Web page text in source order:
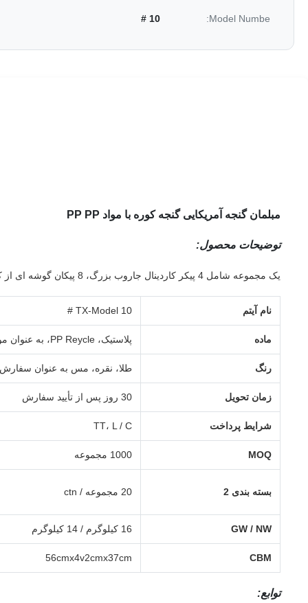
Model Numbe:
10 #
مبلمان گنجه آمریکایی گنجه کوره با مواد PP PP
توضیحات محصول:
یک مجموعه شامل 4 پیکر کاردینال جاروب بزرگ، 8 پیکان گوشه ای از کاسه کوچک، 2 پیک 80 اینچ (203 سانتیمتر) و میله فولادی کوتاه 2 "26" (66 سانتیمتر) است.
نام آیتم TX-Model 10 #
ماده پلاستیک، PP Reycle، به عنوان مورد نیاز شما
رنگ طلا، نقره، مس به عنوان
زمان تحویل 30 روز پس از تأیید سفارش
شرایط پرداخت TT، L / C
MOQ 1000 مجموعه
بسته بندی 2 20 مجموعه / ctn
GW / NW 16 کیلوگرم / 14 کیلوگرم
CBM
56cmx4v2cmx37cm
توابع: